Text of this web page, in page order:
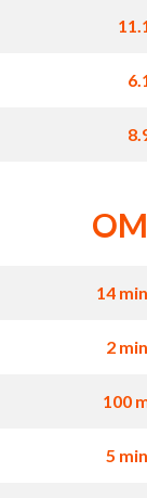
14
2
100
5